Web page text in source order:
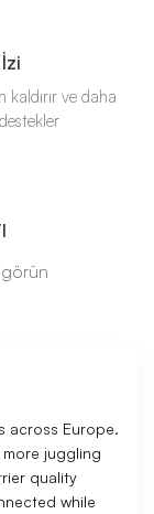
ve daha
görün
across Europe.
juggling
quality
while